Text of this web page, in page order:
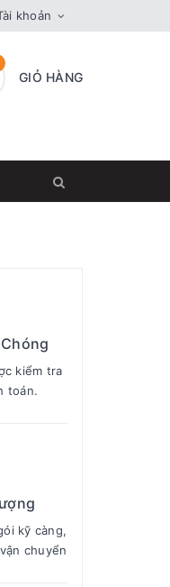
khoản
GIỎ HÀNG
kiểm tra
toán.
kỹ càng,
chuyển